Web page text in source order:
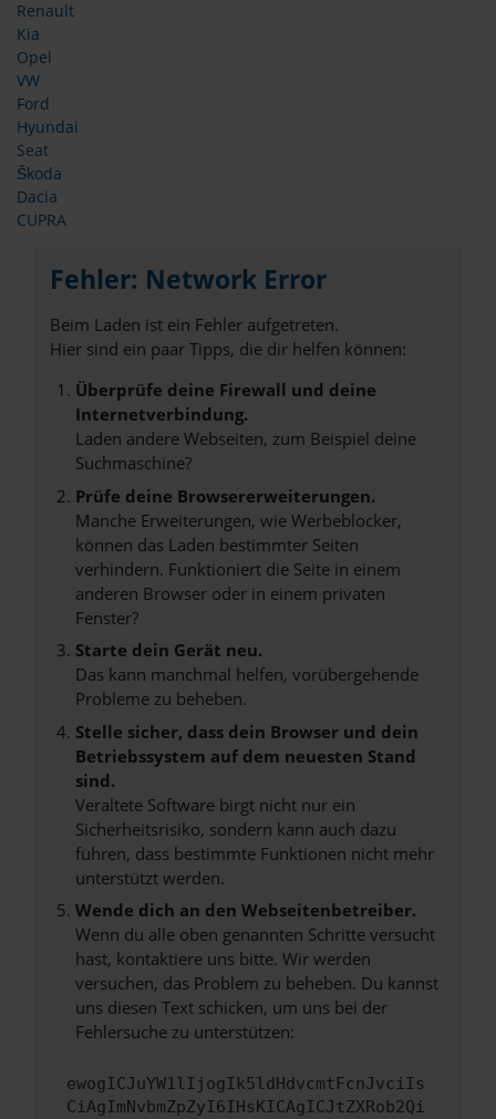
Renault
Kia
Opel
VW
Ford
Hyundai
Seat
Škoda
Dacia
CUPRA
Fehler: Network Error
Beim Laden ist ein Fehler aufgetreten.
Hier sind ein paar Tipps, die dir helfen können:
Überprüfe deine Firewall und deine
Internetverbindung.
Laden andere Webseiten, zum Beispiel deine
Suchmaschine?
Prüfe deine Browsererweiterungen.
Manche Erweiterungen, wie Werbeblocker,
können das Laden bestimmter Seiten
verhindern. Funktioniert die Seite in einem
anderen Browser oder in einem privaten
Fenster?
Starte dein Gerät neu.
Das kann manchmal helfen, vorübergehende
Probleme zu beheben.
Stelle sicher, dass dein Browser und dein
Betriebssystem auf dem neuesten Stand
sind.
Veraltete Software birgt nicht nur ein
Sicherheitsrisiko, sondern kann auch dazu
führen, dass bestimmte Funktionen nicht mehr
unterstützt werden.
Wende dich an den Webseitenbetreiber.
Wenn du alle oben genannten Schritte versucht
hast, kontaktiere uns bitte. Wir werden
versuchen, das Problem zu beheben. Du kannst
uns diesen Text schicken, um uns bei der
Fehlersuche zu unterstützen:
ewogICJuYW1lIjogIk5ldHdvcmtFcnJvciIs
CiAgImNvbmZpZyI6IHsKICAgICJtZXRob2Qi